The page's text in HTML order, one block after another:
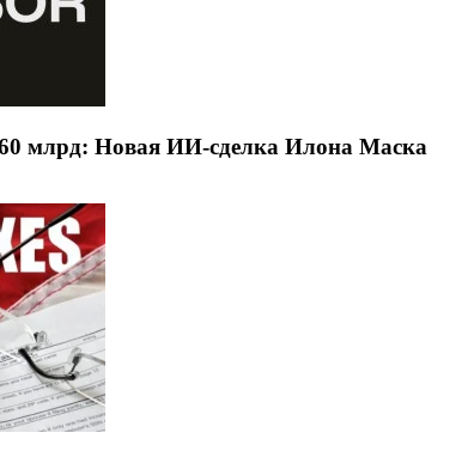
млрд: Новая ИИ-сделка Илона Маска